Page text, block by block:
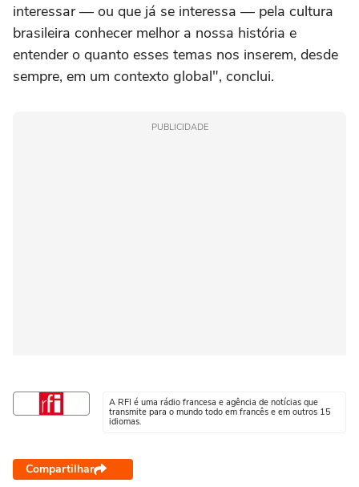
interessar — ou que já se interessa — pela cultura
brasileira conhecer melhor a nossa história e
entender o quanto esses temas nos inserem, desde
sempre, em um contexto global", conclui.
PUBLICIDADE
A RFI é uma rádio francesa e agência de notícias que
transmite para o mundo todo em francês e em outros 15
idiomas.
Compartilhar